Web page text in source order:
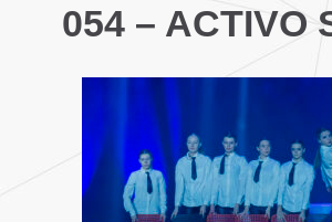
054 – ACTIVO